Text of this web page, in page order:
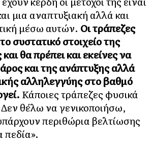
μια αναπτυξιακή αλλά και
μέσω αυτών. Οι τράπεζες
συστατικό στοιχείο της
θα πρέπει και εκείνες να
και της ανάπτυξης αλλά
αλληλεγγύης στο βαθμό
Κάποιες τράπεζες φυσικά
θέλω να γενικοποιήσω,
περιθώρια βελτίωσης
πεδία».